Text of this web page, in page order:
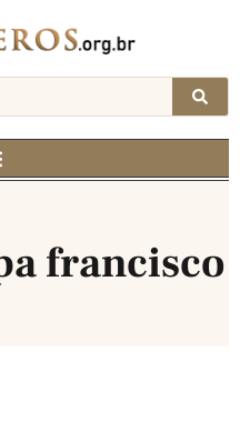
francisco